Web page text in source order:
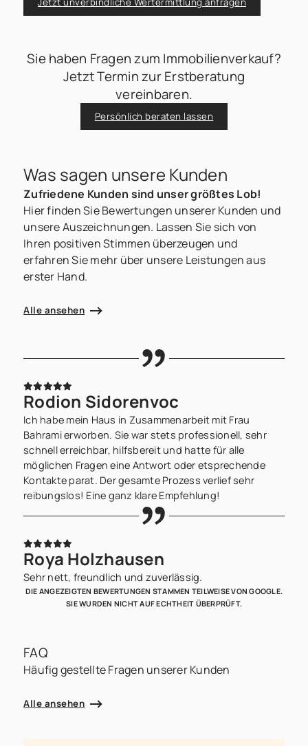
Sie haben Fragen zum Immobilienverkauf?
Jetzt Termin zur Erstberatung
vereinbaren.
Persönlich beraten lassen
Was sagen unsere Kunden
Zufriedene Kunden sind unser größtes Lob!
Hier finden Sie Bewertungen unserer Kunden und
unsere Auszeichnungen. Lassen Sie sich von
Ihren positiven Stimmen überzeugen und
erfahren Sie mehr über unsere Leistungen aus
erster Hand.
Alle ansehen
Rodion Sidorenvoc
Ich habe mein Haus in Zusammenarbeit mit Frau
Bahrami erworben. Sie war stets professionell, sehr
schnell erreichbar, hilfsbereit und hatte für alle
möglichen Fragen eine Antwort oder etsprechende
Kontakte parat. Der gesamte Prozess verlief sehr
reibungslos! Eine ganz klare Empfehlung!
Roya Holzhausen
Sehr nett, freundlich und zuverlässig.
DIE ANGEZEIGTEN BEWERTUNGEN STAMMEN TEILWEISE VON GOOGLE.
SIE WURDEN NICHT AUF ECHTHEIT ÜBERPRÜFT.
FAQ
Häufig gestellte Fragen unserer Kunden
Alle ansehen